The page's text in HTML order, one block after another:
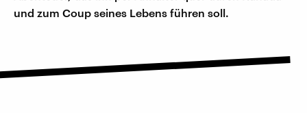
und zum Coup seines Lebens führen soll.